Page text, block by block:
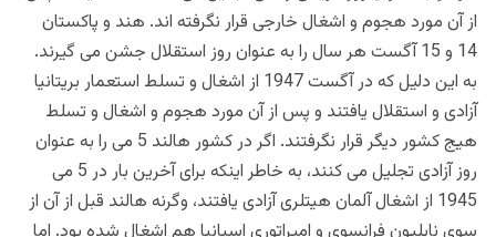
از آن مورد هجوم و اشغال خارجی قرار نگرفته اند. هند و پاکستان
14 و 15 آگست هر سال را به عنوان روز استقلال جشن می گیرند.
به این دلیل که در آگست 1947 از اشغال و تسلط استعمار بریتانیا
آزادی و استقلال یافتند و پس از آن مورد هجوم و اشغال و تسلط
هیج کشور دیگر قرار نگرفتند. اگر در کشور هالند 5 می را به عنوان
روز آزادی تجلیل می کنند، به خاطر اینکه برای آخرین بار در 5 می
1945 از اشغال آلمان هیتلری آزادی یافتند، وگرنه هالند قبل از آن از